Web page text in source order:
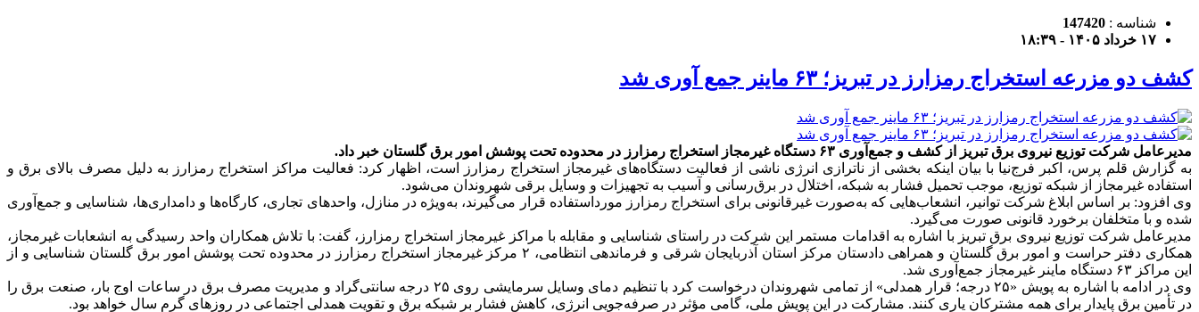
شناسه : 147420
۱۷ خرداد ۱۴۰۵ - ۱۸:۳۹
کشف دو مزرعه استخراج رمزارز در تبریز؛ ۶۳ ماینر جمع آوری شد
مدیرعامل شرکت توزیع نیروی برق تبریز از کشف و جمع‌آوری ۶۳ دستگاه غیرمجاز استخراج رمزارز در محدوده تحت پوشش امور برق گلستان خبر داد.
به گزارش قلم پرس، اکبر فرج‌نیا با بیان اینکه بخشی از ناترازی انرژی ناشی از فعالیت دستگاه‌های غیرمجاز استخراج رمزارز است، اظهار کرد: فعالیت مراکز استخراج رمزارز به دلیل مصرف بالای برق و
استفاده غیرمجاز از شبکه توزیع، موجب تحمیل فشار به شبکه، اختلال در برق‌رسانی و آسیب به تجهیزات و وسایل برقی شهروندان می‌شود.
وی افزود: بر اساس ابلاغ شرکت توانیر، انشعاب‌هایی که به‌صورت غیرقانونی برای استخراج رمزارز مورداستفاده قرار می‌گیرند، به‌ویژه در منازل، واحدهای تجاری، کارگاه‌ها و دامداری‌ها، شناسایی و جمع‌آوری
شده و با متخلفان برخورد قانونی صورت می‌گیرد.
مدیرعامل شرکت توزیع نیروی برق تبریز با اشاره به اقدامات مستمر این شرکت در راستای شناسایی و مقابله با مراکز غیرمجاز استخراج رمزارز، گفت: با تلاش همکاران واحد رسیدگی به انشعابات غیرمجاز،
همکاری دفتر حراست و امور برق گلستان و همراهی دادستان مرکز استان آذربایجان شرقی و فرماندهی انتظامی، ۲ مرکز غیرمجاز استخراج رمزارز در محدوده تحت پوشش امور برق گلستان شناسایی و از
این مراکز ۶۳ دستگاه ماینر غیرمجاز جمع‌آوری شد.
وی در ادامه با اشاره به پویش «۲۵ درجه؛ قرار همدلی» از تمامی شهروندان درخواست کرد با تنظیم دمای وسایل سرمایشی روی ۲۵ درجه سانتی‌گراد و مدیریت مصرف برق در ساعات اوج بار، صنعت برق را
در تأمین برق پایدار برای همه مشترکان یاری کنند. مشارکت در این پویش ملی، گامی مؤثر در صرفه‌جویی انرژی، کاهش فشار بر شبکه برق و تقویت همدلی اجتماعی در روزهای گرم سال خواهد بود.